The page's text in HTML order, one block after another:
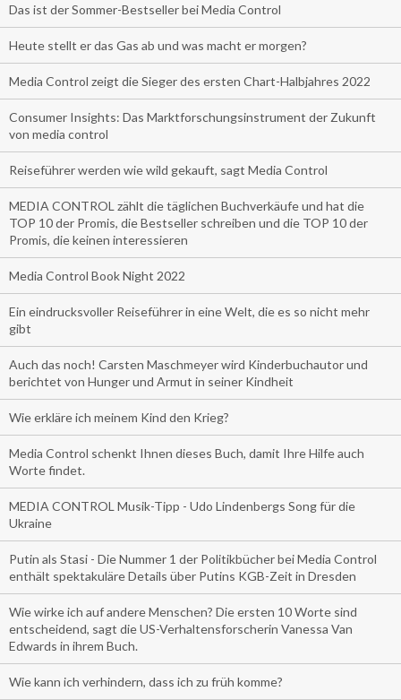
Das ist der Sommer-Bestseller bei Media Control
Heute stellt er das Gas ab und was macht er morgen?
Media Control zeigt die Sieger des ersten Chart-Halbjahres 2022
Consumer Insights: Das Marktforschungsinstrument der Zukunft
von media control
Reiseführer werden wie wild gekauft, sagt Media Control
MEDIA CONTROL zählt die täglichen Buchverkäufe und hat die
TOP 10 der Promis, die Bestseller schreiben und die TOP 10 der
Promis, die keinen interessieren
Media Control Book Night 2022
Ein eindrucksvoller Reiseführer in eine Welt, die es so nicht mehr
gibt
Auch das noch! Carsten Maschmeyer wird Kinderbuchautor und
berichtet von Hunger und Armut in seiner Kindheit
Wie erkläre ich meinem Kind den Krieg?
Media Control schenkt Ihnen dieses Buch, damit Ihre Hilfe auch
Worte findet.
MEDIA CONTROL Musik-Tipp - Udo Lindenbergs Song für die
Ukraine
Putin als Stasi - Die Nummer 1 der Politikbücher bei Media Control
enthält spektakuläre Details über Putins KGB-Zeit in Dresden
Wie wirke ich auf andere Menschen? Die ersten 10 Worte sind
entscheidend, sagt die US-Verhaltensforscherin Vanessa Van
Edwards in ihrem Buch.
Wie kann ich verhindern, dass ich zu früh komme?